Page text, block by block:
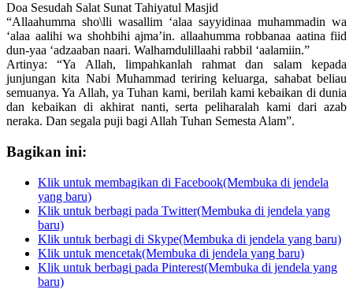
Doa Sesudah Salat Sunat Tahiyatul Masjid
“Allaahumma sho\lli wasallim ‘alaa sayyidinaa muhammadin wa
‘alaa aalihi wa shohbihi ajma’in. allaahumma robbanaa aatina fiid
dun-yaa ‘adzaaban naari. Walhamdulillaahi rabbil ‘aalamiin.”
Artinya: “Ya Allah, limpahkanlah rahmat dan salam kepada
junjungan kita Nabi Muhammad teriring keluarga, sahabat beliau
semuanya. Ya Allah, ya Tuhan kami, berilah kami kebaikan di dunia
dan kebaikan di akhirat nanti, serta peliharalah kami dari azab
neraka. Dan segala puji bagi Allah Tuhan Semesta Alam”.
Bagikan ini:
Klik untuk membagikan di Facebook(Membuka di jendela
yang baru)
Klik untuk berbagi pada Twitter(Membuka di jendela yang
baru)
Klik untuk berbagi di Skype(Membuka di jendela yang baru)
Klik untuk mencetak(Membuka di jendela yang baru)
Klik untuk berbagi pada Pinterest(Membuka di jendela yang
baru)